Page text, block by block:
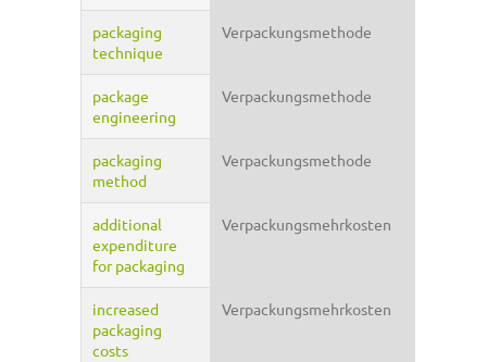
packaging
technique
Verpackungsmethode
package
engineering
Verpackungsmethode
packaging
method
Verpackungsmethode
additional
expenditure
for packaging
Verpackungsmehrkosten
increased
packaging
costs
Verpackungsmehrkosten